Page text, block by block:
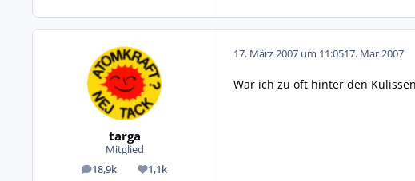
targa
Mitglied
18,9k
Beiträge 1,1k
Reputation
17. März 2007 um 11:0517. Mar 2007
War ich zu oft hinter den